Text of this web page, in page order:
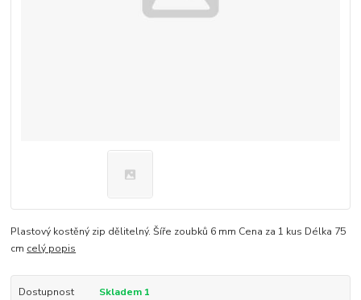
Plastový kostěný zip dělitelný. Šíře zoubků 6 mm Cena za 1 kus Délka 75
cm celý popis
Dostupnost
Skladem 1